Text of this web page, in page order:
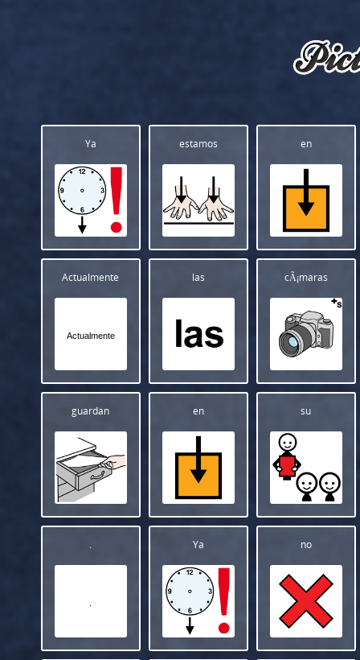
Ya estamos en
Actualmente
Actualmente
las cÃ¡maras
guardan en su
. Ya no